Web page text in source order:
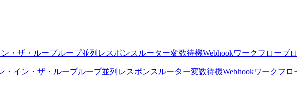
・ザ・ループループ並列 レスポンス ルーター変数待機Webhookワークフローブ
・イン・ザ・ループループ並列 レスポンス ルーター変数待機Webhookワークフロ